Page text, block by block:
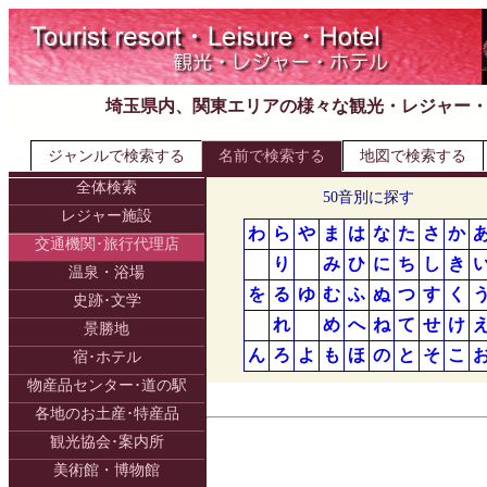
埼玉県内、関東エリアの様々な観光・レジャー
ジャンルで検索する 名前で検索する
地図で検索する
全体検索
レジャー施設
交通機関･旅行代理店
温泉・浴場
史跡･文学
景勝地
宿･ホテル
物産品センター･道の駅
各地のお土産･特産品
観光協会･案内所
美術館・博物館
50音別に探す
わ ら や ま は な た さ か
り
み ひ に ち し き
を る ゆ む ふ ぬ つ す く
れ
め へ ね て せ け
ん ろ よ も ほ の と そ こ